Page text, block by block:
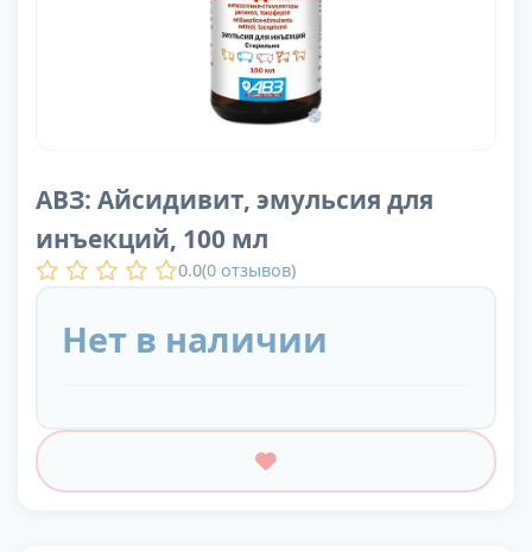
АВЗ: Айсидивит, эмульсия для
инъекций, 100 мл
0.0(0 отзывов)
Нет в наличии